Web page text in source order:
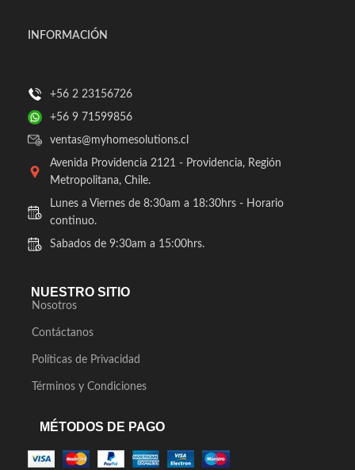
INFORMACIÓN
+56 2 23156726
+56 9 71599856
ventas@myhomesolutions.cl
Avenida Providencia 2121 - Providencia, Región
Metropolitana, Chile.
Lunes a Viernes de 8:30am a 18:30hrs - Horario
continuo.
Sabados de 9:30am a 15:00hrs.
NUESTRO SITIO
Nosotros
Contáctanos
Políticas de Privacidad
Términos y Condiciones
MÉTODOS DE PAGO